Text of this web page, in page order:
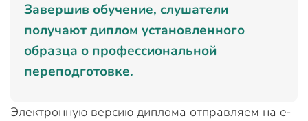
Завершив обучение, слушатели
получают диплом установленного
образца о профессиональной
переподготовке.
Электронную версию диплома отправляем на e-